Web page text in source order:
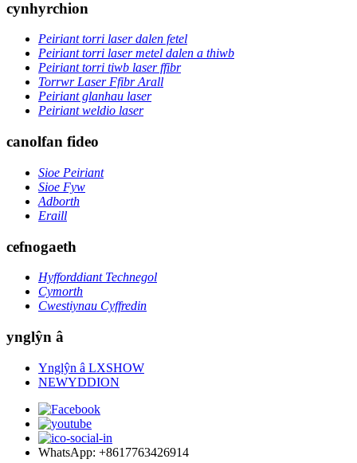
cynhyrchion
Peiriant torri laser dalen fetel
Peiriant torri laser metel dalen a thiwb
Peiriant torri tiwb laser ffibr
Torrwr Laser Ffibr Arall
Peiriant glanhau laser
Peiriant weldio laser
canolfan fideo
Sioe Peiriant
Sioe Fyw
Adborth
Eraill
cefnogaeth
Hyfforddiant Technegol
Cymorth
Cwestiynau Cyffredin
ynglŷn â
Ynglŷn â LXSHOW
NEWYDDION
WhatsApp: +8617763426914